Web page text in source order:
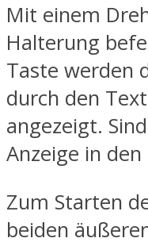
Mit einem
Halterung
Taste werden
durch den
angezeigt.
Anzeige in
Zum Starten
beiden